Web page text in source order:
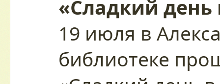
«Сладкий день
19 июля в
библиотеке